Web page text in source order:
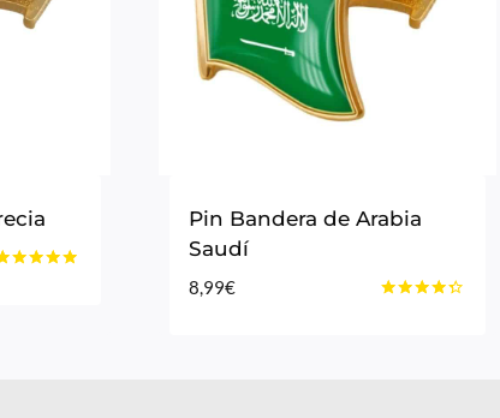
Pin Bandera de Arabia
Saudí
8,99€